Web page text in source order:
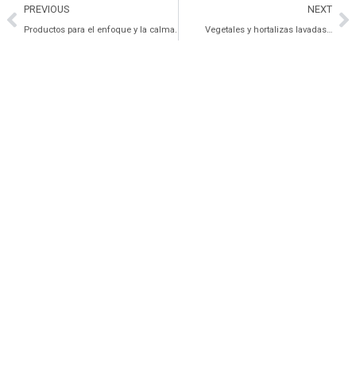
PREVIOUS
Productos para el enfoque y la calma.
NEXT
Vegetales y hortalizas lavadas…